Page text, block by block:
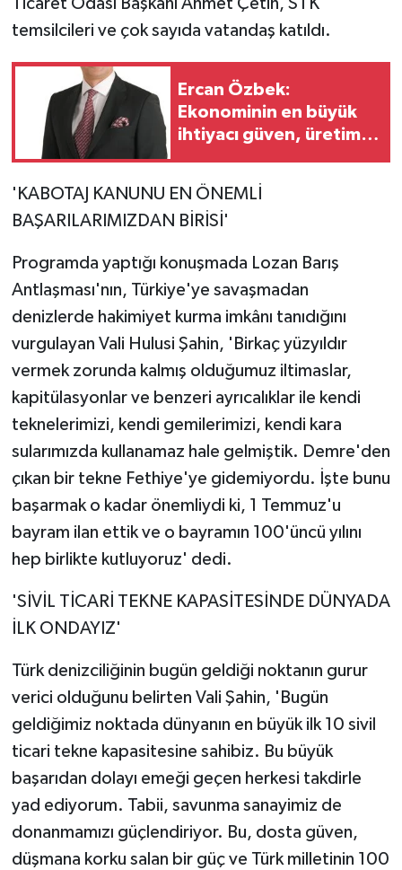
Ticaret Odası Başkanı Ahmet Çetin, STK
temsilcileri ve çok sayıda vatandaş katıldı.
Ercan Özbek:
Ekonominin en büyük
ihtiyacı güven, üretim
'KABOTAJ KANUNU EN ÖNEMLİ
BAŞARILARIMIZDAN BİRİSİ'
Programda yaptığı konuşmada Lozan Barış
Antlaşması'nın, Türkiye'ye savaşmadan
denizlerde hakimiyet kurma imkânı tanıdığını
vurgulayan Vali Hulusi Şahin, 'Birkaç yüzyıldır
vermek zorunda kalmış olduğumuz iltimaslar,
kapitülasyonlar ve benzeri ayrıcalıklar ile kendi
teknelerimizi, kendi gemilerimizi, kendi kara
sularımızda kullanamaz hale gelmiştik. Demre'den
çıkan bir tekne Fethiye'ye gidemiyordu. İşte bunu
başarmak o kadar önemliydi ki, 1 Temmuz'u
bayram ilan ettik ve o bayramın 100'üncü yılını
hep birlikte kutluyoruz' dedi.
'SİVİL TİCARİ TEKNE KAPASİTESİNDE DÜNYADA
İLK ONDAYIZ'
Türk denizciliğinin bugün geldiği noktanın gurur
verici olduğunu belirten Vali Şahin, 'Bugün
geldiğimiz noktada dünyanın en büyük ilk 10 sivil
ticari tekne kapasitesine sahibiz. Bu büyük
başarıdan dolayı emeği geçen herkesi takdirle
yad ediyorum. Tabii, savunma sanayimiz de
donanmamızı güçlendiriyor. Bu, dosta güven,
düşmana korku salan bir güç ve Türk milletinin 100